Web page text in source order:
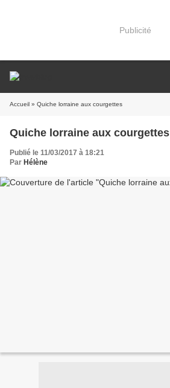
Publicité
Accueil » Quiche lorraine aux courgettes
Quiche lorraine aux courgettes
Publié le 11/03/2017 à 18:21
Par Hélène